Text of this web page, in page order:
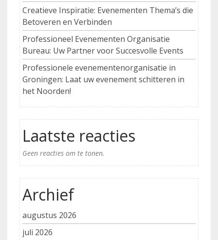
Creatieve Inspiratie: Evenementen Thema’s die
Betoveren en Verbinden
Professioneel Evenementen Organisatie
Bureau: Uw Partner voor Succesvolle Events
Professionele evenementenorganisatie in
Groningen: Laat uw evenement schitteren in
het Noorden!
Laatste reacties
Geen reacties om te tonen.
Archief
augustus 2026
juli 2026